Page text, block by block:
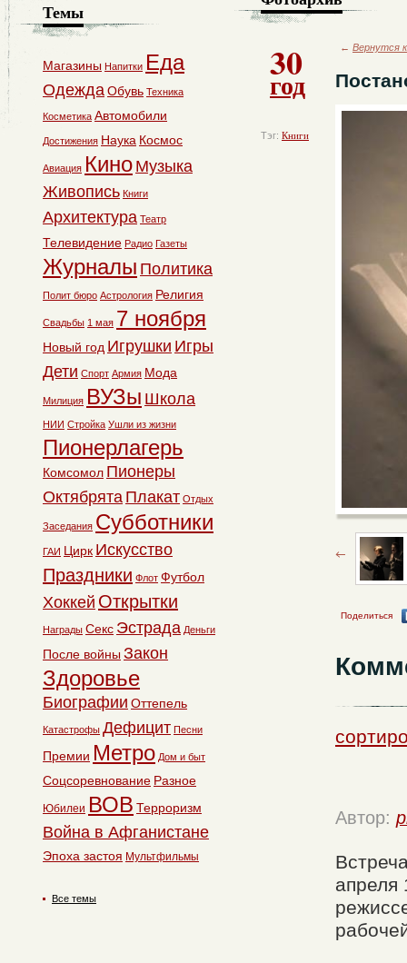
30
год
Тэг: Книги
← Вернутся
Поделиться
Автор:
апреля
Темы
Магазины Напитки Еда
ОдеждаОбувь Техника
Косметика Автомобили
Достижения Наука Космос
Авиация Кино Музыка
Живопись Книги
Архитектура Театр
Телевидение Радио Газеты
Журналы Политика
Полит бюро Астрология Религия
Свадьбы 1 мая 7 ноября
Новый год Игрушки Игры
Дети Спорт Армия Мода
Милиция ВУЗы Школа
НИИ Стройка Ушли из жизни
Пионерлагерь
Комсомол Пионеры
Октябрята Плакат Отдых
Заседания Субботники
ГАИ Цирк Искусство
Праздники Флот Футбол
Хоккей Открытки
Награды Секс Эстрада Деньги
После войны Закон
Здоровье
Биографии Оттепель
Катастрофы Дефицит Песни
Премии Метро Дом и быт
Соцсоревнование Разное
Юбилеи ВОВ Терроризм
Война в Афганистане
Эпоха застоя Мультфильмы
Все темы